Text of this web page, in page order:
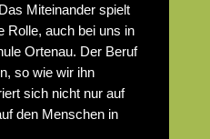
Miteinander spielt
Rolle, auch bei uns in
Ortenau. Der Beruf
so wie wir ihn
sich nicht nur auf
den Menschen in